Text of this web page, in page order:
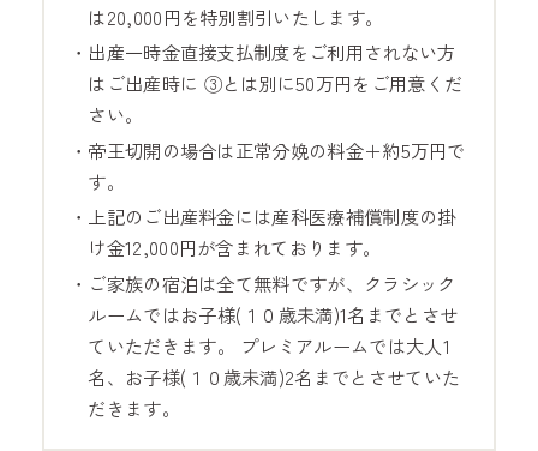
は20,000円を特別割引いたします。
・出産一時金直接支払制度をご利用されない方
はご出産時に ③とは別に50万円をご用意くだ
さい。
・帝王切開の場合は正常分娩の料金＋約5万円で
す。
・上記のご出産料金には産科医療補償制度の掛
け金12,000円が含まれております。
・ご家族の宿泊は全て無料ですが、クラシック
ルームではお子様(１０歳未満)1名までとさせ
ていただきます。 プレミアルームでは大人1
名、お子様(１０歳未満)2名までとさせていた
だきます。